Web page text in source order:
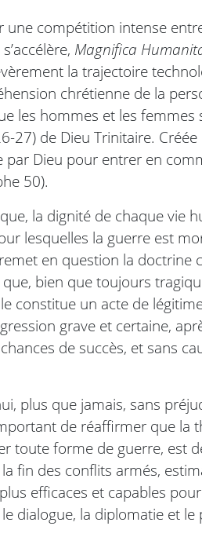
une compétition intense
Magnifica
la trajectoire
chrétienne de la
les hommes et les femmes
27) de Dieu Trinitaire.
Dieu pour entrer en
50).
la dignité de chaque vie
lesquelles la guerre est
en question la doctrine
bien que toujours
constitue un acte de
grave et certaine,
de succès, et sans
plus que jamais, sans
de réaffirmer que la
toute forme de guerre, est
fin des conflits armés,
efficaces et capables
dialogue, la diplomatie et le